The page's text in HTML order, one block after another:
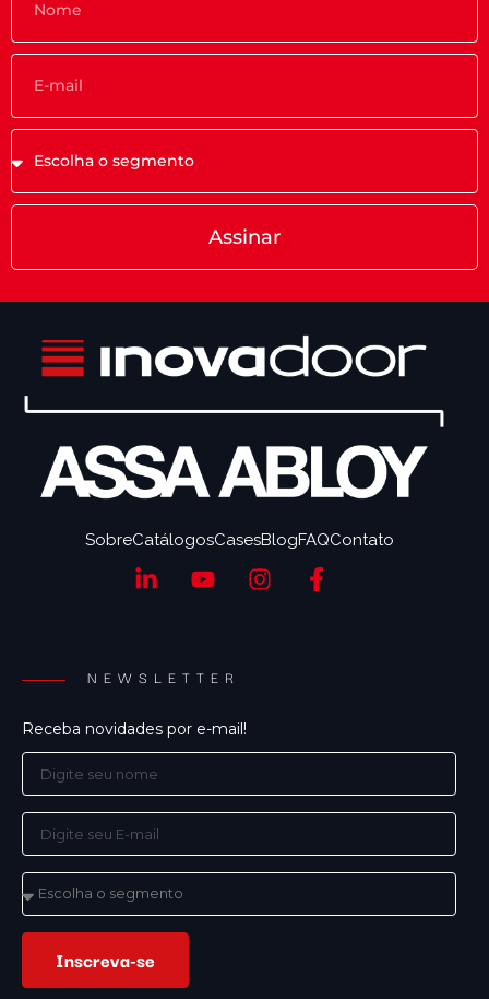
Assinar
SobreCatálogosCasesBlogFAQContato
NEWSLETTER
Receba novidades por e-mail!
Inscreva-se